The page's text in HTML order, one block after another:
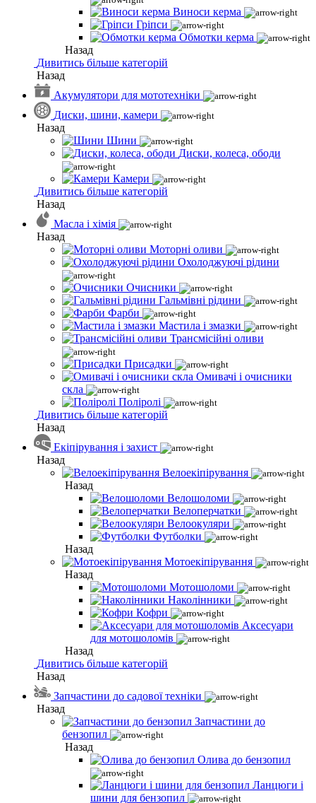
Виноси керма
Гріпси
Обмотки керма
Назад
Дивитись більше категорій
Назад
Акумулятори для мототехніки
Диски, шини, камери
Назад
Шини
Диски, колеса, ободи
Камери
Дивитись більше категорій
Назад
Масла і хімія
Назад
Моторні оливи
Охолоджуючі рідини
Очисники
Гальмівні рідини
Фарби
Мастила і змазки
Трансмісійні оливи
Присадки
Омивачі і очисники
скла
Поліролі
Дивитись більше категорій
Назад
Екіпірування і захист
Назад
Велоекіпірування
Назад
Велошоломи
Велоперчатки
Велоокуляри
Футболки
Назад
Мотоекіпірування
Назад
Мотошоломи
Наколінники
Кофри
Аксесуари
для мотошоломів
Назад
Дивитись більше категорій
Назад
Запчастини до садової техніки
Назад
Запчастини до
бензопил
Назад
Олива до бензопил
Ланцюги і
шини для бензопил